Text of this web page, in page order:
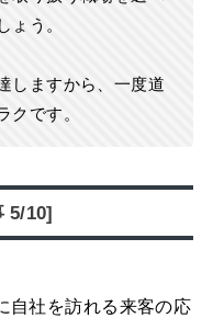
ょう。
しますから、一度道
クです。
5/10]
自社を訪れる来客の応